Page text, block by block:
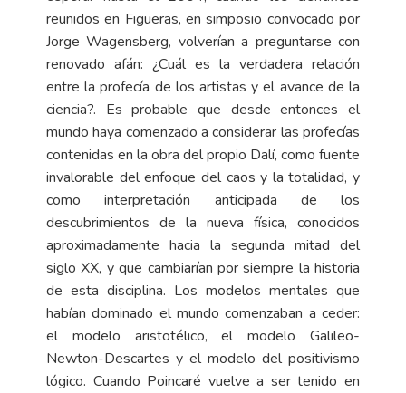
reunidos en Figueras, en simposio convocado por
Jorge Wagensberg, volverían a preguntarse con
renovado afán: ¿Cuál es la verdadera relación
entre la profecía de los artistas y el avance de la
ciencia?. Es probable que desde entonces el
mundo haya comenzado a considerar las profecías
contenidas en la obra del propio Dalí, como fuente
invalorable del enfoque del caos y la totalidad, y
como interpretación anticipada de los
descubrimientos de la nueva física, conocidos
aproximadamente hacia la segunda mitad del
siglo XX, y que cambiarían por siempre la historia
de esta disciplina. Los modelos mentales que
habían dominado el mundo comenzaban a ceder:
el modelo aristotélico, el modelo Galileo-
Newton-Descartes y el modelo del positivismo
lógico. Cuando Poincaré vuelve a ser tenido en